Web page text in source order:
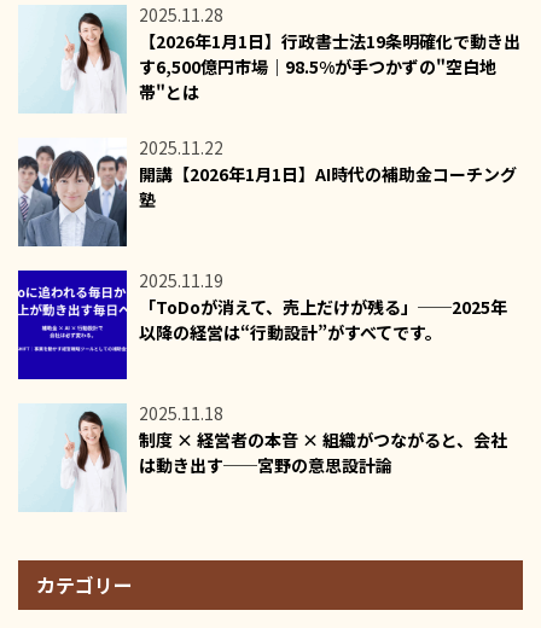
2025.11.28
【2026年1月1日】行政書士法19条明確化で動き出
す6,500億円市場｜98.5%が手つかずの"空白地
帯"とは
2025.11.22
開講【2026年1月1日】AI時代の補助金コーチング
塾
2025.11.19
「ToDoが消えて、売上だけが残る」──2025年
以降の経営は“行動設計”がすべてです。
2025.11.18
制度 × 経営者の本音 × 組織がつながると、会社
は動き出す──宮野の意思設計論
カテゴリー